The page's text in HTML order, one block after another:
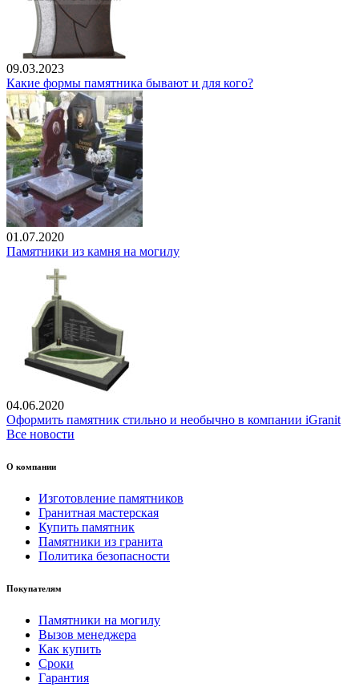
09.03.2023
Какие формы памятника бывают и для кого?
01.07.2020
Памятники из камня на могилу
04.06.2020
Оформить памятник стильно и необычно в компании iGranit
Все новости
О компании
Изготовление памятников
Гранитная мастерская
Купить памятник
Памятники из гранита
Политика безопасности
Покупателям
Памятники на могилу
Вызов менеджера
Как купить
Сроки
Гарантия